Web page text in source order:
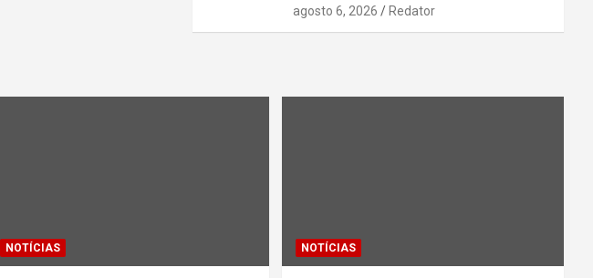
agosto 6, 2026 Redator
NOTÍCIAS NOTÍCIAS